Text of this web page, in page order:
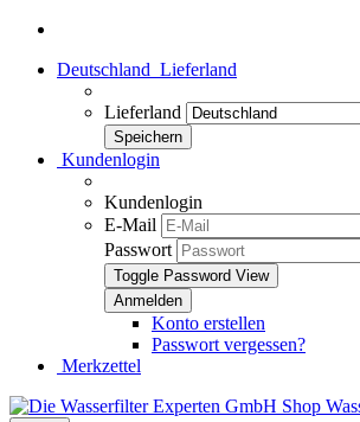
Deutschland Lieferland
Lieferland
Kundenlogin
Kundenlogin
E-Mail
Passwort
Toggle Password View
Konto erstellen
Passwort vergessen?
Merkzettel